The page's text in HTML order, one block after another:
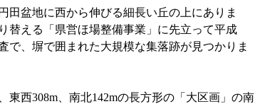
盆地に西から伸びる細長い丘の上にありま
替える「県営ほ場整備事業」に先立って平成
で、塀で囲まれた大規模な集落跡が見つかりま
西308m、南北142mの長方形の「大区画」の南